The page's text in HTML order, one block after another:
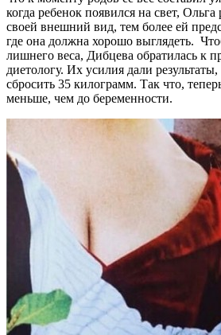
когда ребенок появился на свет, Ольга
своей внешний вид, тем более ей
где она должна хорошо выглядеть.
лишнего веса, Дибцева обратилась к
диетологу. Их усилия дали результаты,
сбросить 35 килограмм. Так что,
меньше, чем до беременности.